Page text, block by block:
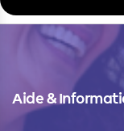
Aide &